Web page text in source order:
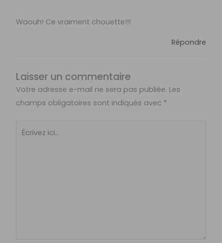
Waouh! Ce vraiment chouette!!!
Répondre
Laisser un commentaire
Votre adresse e-mail ne sera pas publiée. Les
champs obligatoires sont indiqués avec *
Écrivez